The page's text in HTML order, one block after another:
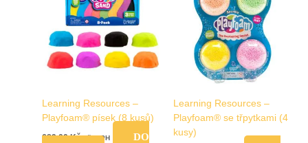
Learning Resources –
Playfoam® písek (8 kusů)
689,00Kč vč. DPH
DO
Learning Resources –
Playfoam® se třpytkami (4
kusy)